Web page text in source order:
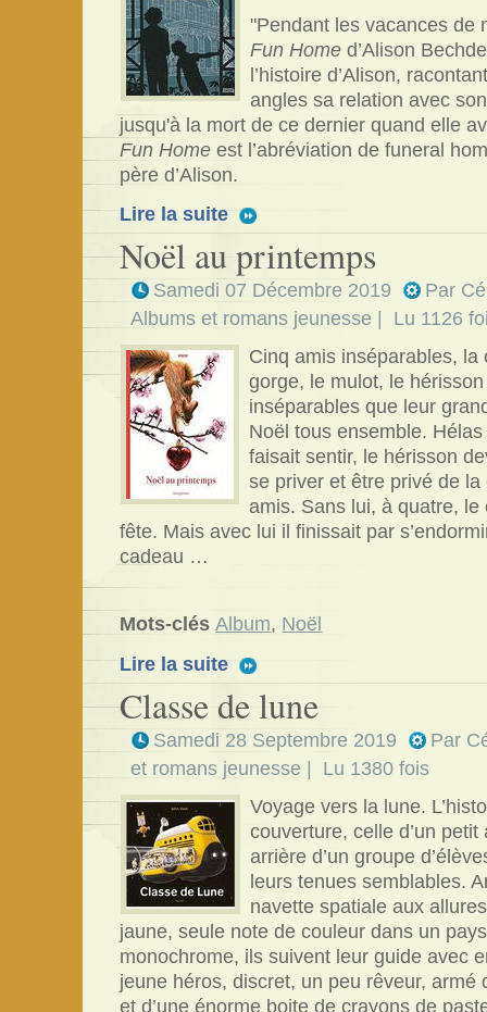
"Pendant les vacances de
Fun Home d’Alison
l’histoire d’Alison,
angles sa relation avec
jusqu'à la mort de ce dernier quand elle
Fun Home est l’abréviation de funeral
père d’Alison.
Lire la suite
Noël au printemps
Samedi 07 Décembre 2019 Par
Albums et romans jeunesse
| Lu 1126
Cinq amis inséparables, la
gorge, le mulot, le
inséparables que leur
Noël tous ensemble. Hélas
faisait sentir, le hérisson
se priver et être privé de
amis. Sans lui, à quatre,
fête. Mais avec lui il finissait par
cadeau …
Mots-clésAlbum, Noël
Lire la suite
Classe de lune
Samedi 28 Septembre 2019 Par
et romans jeunesse
| Lu 1380 fois
Voyage vers la lune.
couverture, celle d’un
arrière d’un groupe
leurs tenues semblables.
navette spatiale aux
jaune, seule note de couleur dans un
monochrome, ils suivent leur guide avec
jeune héros, discret, un peu rêveur, armé
et d’une énorme boite de crayons de